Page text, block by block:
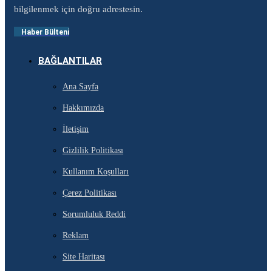
bilgilenmek için doğru adrestesin.
Haber Bülteni
BAĞLANTILAR
Ana Sayfa
Hakkımızda
İletişim
Gizlilik Politikası
Kullanım Koşulları
Çerez Politikası
Sorumluluk Reddi
Reklam
Site Haritası